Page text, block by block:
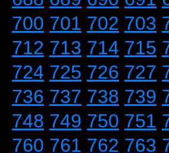
700 701 702 703
712 713 714 715
724 725 726 727
736 737 738 739
748 749 750 751
760 761 762 763